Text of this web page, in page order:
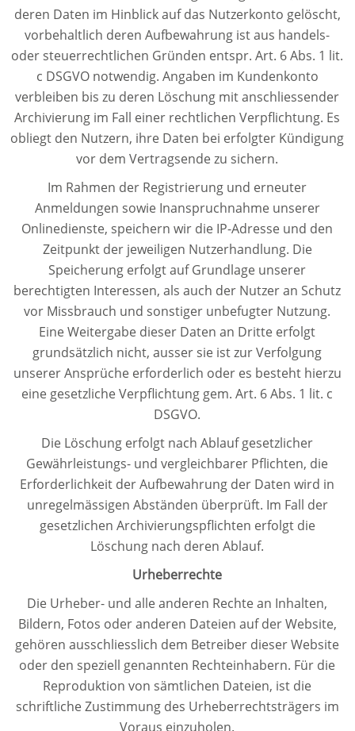
deren Daten im Hinblick auf das Nutzerkonto gelöscht,
vorbehaltlich deren Aufbewahrung ist aus handels-
oder steuerrechtlichen Gründen entspr. Art. 6 Abs. 1 lit.
c DSGVO notwendig. Angaben im Kundenkonto
verbleiben bis zu deren Löschung mit anschliessender
Archivierung im Fall einer rechtlichen Verpflichtung. Es
obliegt den Nutzern, ihre Daten bei erfolgter Kündigung
vor dem Vertragsende zu sichern.
Im Rahmen der Registrierung und erneuter
Anmeldungen sowie Inanspruchnahme unserer
Onlinedienste, speichern wir die IP-Adresse und den
Zeitpunkt der jeweiligen Nutzerhandlung. Die
Speicherung erfolgt auf Grundlage unserer
berechtigten Interessen, als auch der Nutzer an Schutz
vor Missbrauch und sonstiger unbefugter Nutzung.
Eine Weitergabe dieser Daten an Dritte erfolgt
grundsätzlich nicht, ausser sie ist zur Verfolgung
unserer Ansprüche erforderlich oder es besteht hierzu
eine gesetzliche Verpflichtung gem. Art. 6 Abs. 1 lit. c
DSGVO.
Die Löschung erfolgt nach Ablauf gesetzlicher
Gewährleistungs- und vergleichbarer Pflichten, die
Erforderlichkeit der Aufbewahrung der Daten wird in
unregelmässigen Abständen überprüft. Im Fall der
gesetzlichen Archivierungspflichten erfolgt die
Löschung nach deren Ablauf.
Urheberrechte
Die Urheber- und alle anderen Rechte an Inhalten,
Bildern, Fotos oder anderen Dateien auf der Website,
gehören ausschliesslich dem Betreiber dieser Website
oder den speziell genannten Rechteinhabern. Für die
Reproduktion von sämtlichen Dateien, ist die
schriftliche Zustimmung des Urheberrechtsträgers im
Voraus einzuholen.